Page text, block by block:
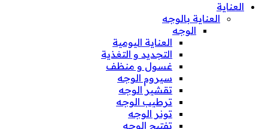
العناية
العناية بالوجه
الوجه
العناية اليومية
التجديد و التغذية
غسول و منظف
سيروم الوجه
تقشير الوجه
ترطيب الوجه
تونر الوجه
تفتيح الوجه